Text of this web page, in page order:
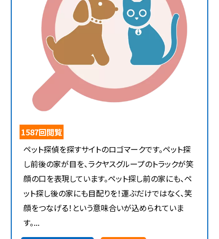
1587回閲覧
ペット探偵を探すサイトのロゴマークです。ペット探
し前後の家が目を、ラクヤスグループのトラックが笑
顔の口を表現しています。ペット探し前の家にも、ペ
ット探し後の家にも目配りを！運ぶだけではなく、笑
顔をつなげる！という意味合いが込められていま
す。...